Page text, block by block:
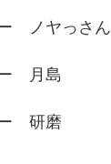
ノヤっさん
月島
研磨